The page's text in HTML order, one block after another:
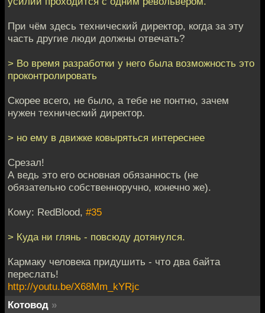
При чём здесь технический директор, когда за эту
часть другие люди должны отвечать?
> Во время разработки у него была возможность это
проконтролировать
Скорее всего, не было, а тебе не понтно, зачем
нужен технический директор.
> но ему в движке ковыряться интереснее
Срезал!
А ведь это его основная обязанность (не
обязательно собственноручно, конечно же).
Кому: RedBlood, #35
> Куда ни глянь - повсюду дотянулся.
Кармаку человека придушить - что два байта
переслать!
http://youtu.be/X68Mm_kYRjc
Котовод »